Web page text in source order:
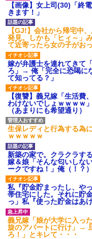
【画像】女上司(30)「終
きます！」
【GJ!】会社から帰宅中
発見。しかも「ヒィ～」
て近寄ったら女の子がお
嫁が弁護士を連れてきて
ろ」→ 俺「完全に恐喝に
て知ってる？」
【復讐】義兄嫁「生活費
わけないでしょｗｗｗｗ
（あまりにも希望通り）
生保レディと行為する為
ｗｗｗｗｗ
新築の家で。クラクラす
嫁＆娘「そんな匂いしな
ークですね！」俺（！？）
私『貯金貯まったし、や
帯住宅にした。それに貯
っ」私『使った貯金は
義兄嫁「娘が大学に入っ
旋のアパートに行け」→
ろ！」とキレて・・・